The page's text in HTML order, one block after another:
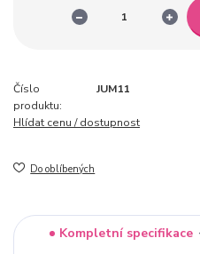
Číslo
produktu:
JUM11
Hlídat cenu / dostupnost
Do oblíbených
Kompletní specifikace